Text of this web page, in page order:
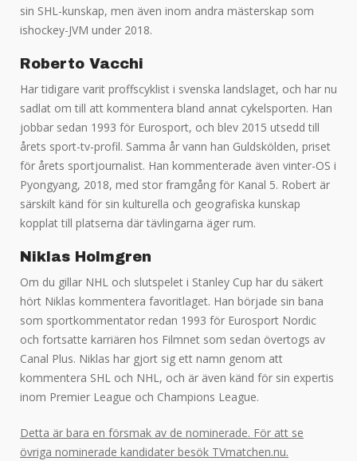
sin SHL-kunskap, men även inom andra mästerskap som
ishockey-JVM under 2018.
Roberto Vacchi
Har tidigare varit proffscyklist i svenska landslaget, och har nu
sadlat om till att kommentera bland annat cykelsporten. Han
jobbar sedan 1993 för Eurosport, och blev 2015 utsedd till
årets sport-tv-profil. Samma år vann han Guldskölden, priset
för årets sportjournalist. Han kommenterade även vinter-OS i
Pyongyang, 2018, med stor framgång för Kanal 5. Robert är
särskilt känd för sin kulturella och geografiska kunskap
kopplat till platserna där tävlingarna äger rum.
Niklas Holmgren
Om du gillar NHL och slutspelet i Stanley Cup har du säkert
hört Niklas kommentera favoritlaget. Han började sin bana
som sportkommentator redan 1993 för Eurosport Nordic
och fortsatte karriären hos Filmnet som sedan övertogs av
Canal Plus. Niklas har gjort sig ett namn genom att
kommentera SHL och NHL, och är även känd för sin expertis
inom Premier League och Champions League.
Detta är bara en försmak av de nominerade. För att se
övriga nominerade kandidater besök TVmatchen.nu.